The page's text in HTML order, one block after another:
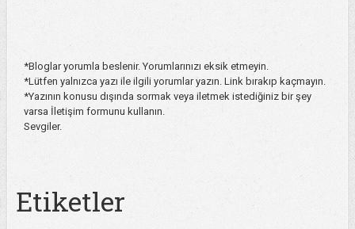
*Bloglar yorumla beslenir. Yorumlarınızı eksik etmeyin.
*Lütfen yalnızca yazı ile ilgili yorumlar yazın. Link bırakıp kaçmayın.
*Yazının konusu dışında sormak veya iletmek istediğiniz bir şey
varsa İletişim formunu kullanın.
Sevgiler.
Etiketler